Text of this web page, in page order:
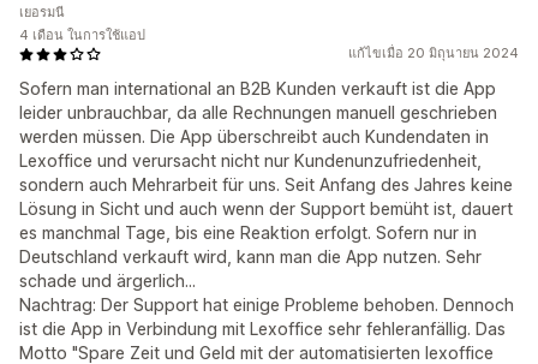
แก้ไขเมื่อ 20 มิถุนายน 2024
Sofern man international an B2B Kunden verkauft ist die App
leider unbrauchbar, da alle Rechnungen manuell geschrieben
werden müssen. Die App überschreibt auch Kundendaten in
Lexoffice und verursacht nicht nur Kundenunzufriedenheit,
sondern auch Mehrarbeit für uns. Seit Anfang des Jahres keine
Lösung in Sicht und auch wenn der Support bemüht ist, dauert
es manchmal Tage, bis eine Reaktion erfolgt. Sofern nur in
Deutschland verkauft wird, kann man die App nutzen. Sehr
schade und ärgerlich...
Nachtrag: Der Support hat einige Probleme behoben. Dennoch
ist die App in Verbindung mit Lexoffice sehr fehleranfällig. Das
Motto "Spare Zeit und Geld mit der automatisierten lexoffice
เยอรมนี
4 เดือน ในการใช้แอป